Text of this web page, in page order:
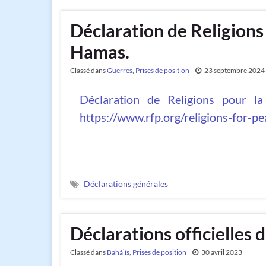
Déclaration de
Hamas.
Classé dansGuerres Prises de position 23 septembre 2024
Déclaration de Religions pour
https://www.rfp.org/religions-for-
Déclarations générales
Déclarations officielles
Classé dans Baháʼís Prises de position 30 avril 2023